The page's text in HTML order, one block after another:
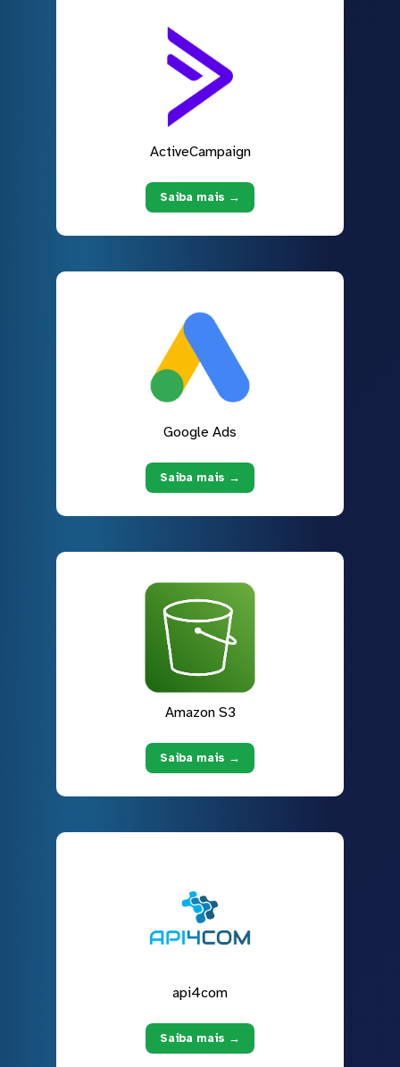
ActiveCampaign
Saiba mais →
Google Ads
Saiba mais →
Amazon S3
Saiba mais →
api4com
Saiba mais →